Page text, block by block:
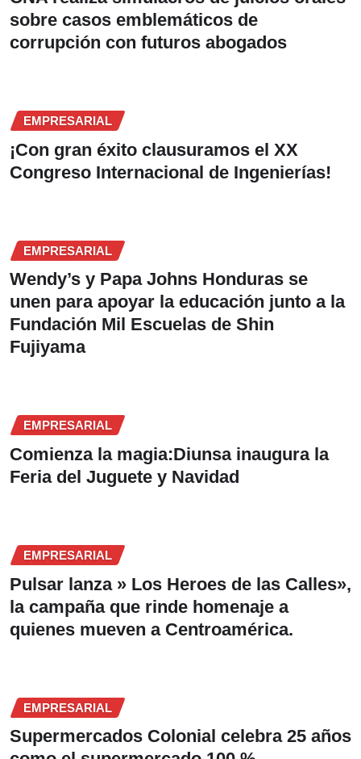
sobre casos emblemáticos de
corrupción con futuros abogados
EMPRESARIAL
¡Con gran éxito clausuramos el XX
Congreso Internacional de Ingenierías!
EMPRESARIAL
Wendy’s y Papa Johns Honduras se
unen para apoyar la educación junto a la
Fundación Mil Escuelas de Shin
Fujiyama
EMPRESARIAL
Comienza la magia:Diunsa inaugura la
Feria del Juguete y Navidad
EMPRESARIAL
Pulsar lanza » Los Heroes de las Calles»,
la campaña que rinde homenaje a
quienes mueven a Centroamérica.
EMPRESARIAL
Supermercados Colonial celebra 25 años